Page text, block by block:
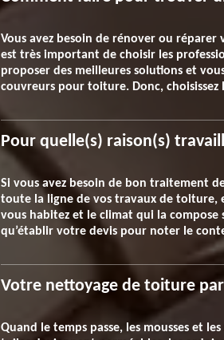
Vous avez besoin de rénover ou réparer
est très important de choisir les
proposer des meilleures solutions et
couvreurs pour toiture. Donc,
Pour quelle(s) raison(s)
Si vous avez besoin de bon traitement
toute la ligne de vos travaux de toiture,
vous habitez et le climat qui la
qu’établir votre devis pour noter le
Votre nettoyage de toiture
Quand le temps passe, les mousses et